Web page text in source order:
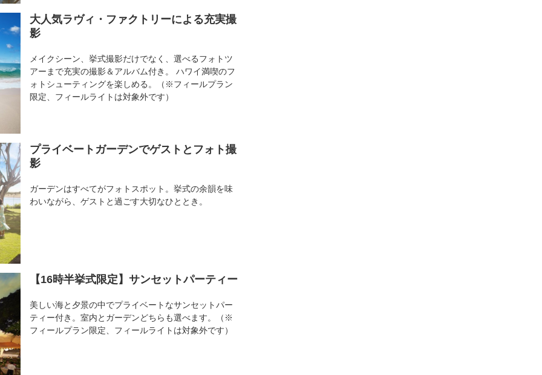
大人気ラヴィ・ファクトリーによる充実撮
影
メイクシーン、挙式撮影だけでなく、選べるフォトツ
アーまで充実の撮影＆アルバム付き。 ハワイ満喫のフ
ォトシューティングを楽しめる。（※フィールプラン
限定、フィールライトは対象外です）
プライベートガーデンでゲストとフォト撮
影
ガーデンはすべてがフォトスポット。挙式の余韻を味
わいながら、ゲストと過ごす大切なひととき。
【16時半挙式限定】サンセットパーティー
美しい海と夕景の中でプライベートなサンセットパー
ティー付き。室内とガーデンどちらも選べます。（※
フィールプラン限定、フィールライトは対象外です）